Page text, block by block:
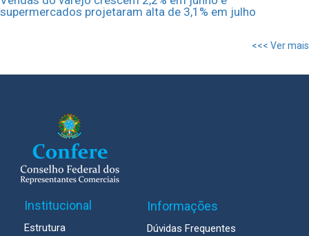
supermercados projetaram alta de 3,1% em julho
<<< Ver mais
Institucional
Estrutura
Informações
Dúvidas Frequentes